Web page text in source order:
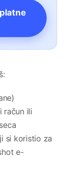
račun ili
si koristio za
e-